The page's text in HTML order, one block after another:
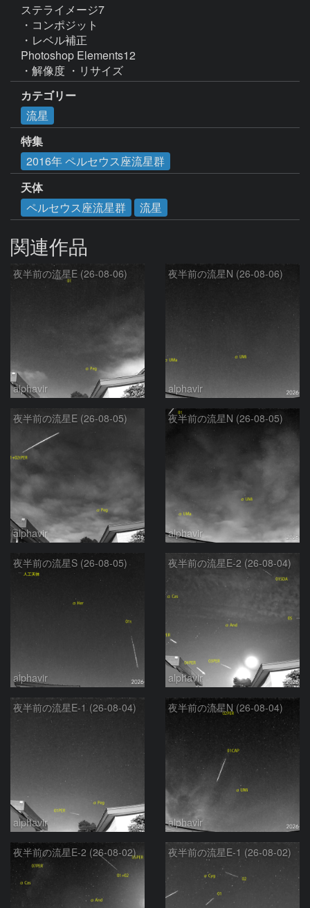
ステライメージ7
・コンポジット
・レベル補正
Photoshop Elements12
・解像度 ・リサイズ
カテゴリー
流星
特集
2016年 ペルセウス座流星群
天体
ペルセウス座流星群
流星
関連作品
夜半前の流星E (26-08-06)
alphavir
夜半前の流星N (26-08-06)
alphavir
夜半前の流星E (26-08-05)
alphavir
夜半前の流星N (26-08-05)
alphavir
夜半前の流星S (26-08-05)
alphavir
夜半前の流星E-2 (26-08-04)
alphavir
夜半前の流星E-1 (26-08-04)
alphavir
夜半前の流星N (26-08-04)
alphavir
夜半前の流星E-2 (26-08-02) 夜半前の流星E-1 (26-08-02)